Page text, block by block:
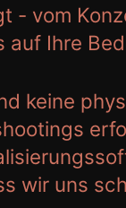
- vom
auf Ihre
keine
wir uns